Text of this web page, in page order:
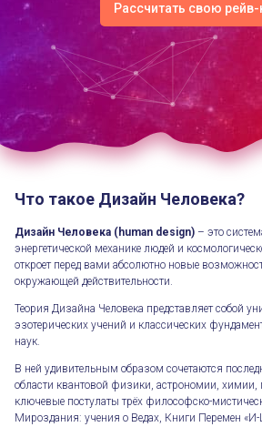
Рассчитать свою рейв-
Что такое Дизайн Человека?
Дизайн Человека (human design) – это
энергетической механике людей и
откроет перед вами абсолютно новые
окружающей действительности.
Теория Дизайна Человека представляет собой
эзотерических учений и классических
наук.
В ней удивительным образом сочетаются
области квантовой физики, астрономии, химии,
ключевые постулаты трёх философско-
Мироздания: учения о Ведах, Книги Перемен